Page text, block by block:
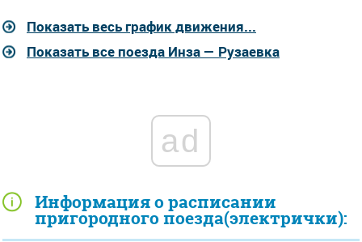
Информация о расписании
пригородного поезда(электрички):
Показать весь график движения...
Показать все поезда Инза — Рузаевка
ad